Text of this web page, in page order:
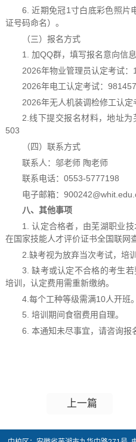
6. 近期免冠1寸白底彩色照片
证号码命名）。
（三）报名方式
1. 加QQ群，填写报名意向信息
2026年物业管理员认定考试：
2026年电工认定考试：
2026年无人机装调检修工认
2.线下提交报名材料，地址
503
（四）联系方式
联系人：邬老师 陶老师
联系电话：0553-5777198
电子邮箱：
八、其他事项
1. 认定合格者，由芜湖职业
在国家技能人才评价证书全国联网
2.缺考视为放弃当次考试，培
3. 缺考或认定不合格的考生
培训，认定费用需重新缴纳。
4.每个工种等级需满10人开班。
5. 培训期间食宿费用自理。
6. 本通知未尽事宜，请咨询报
上一篇